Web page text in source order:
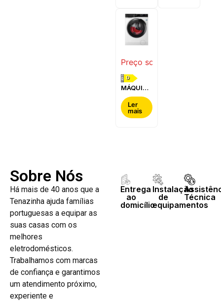
Preço sob consulta
D
MÁQUINA
DE LAVAR
E SECAR
ROUPA
AEG -
Ler
mais
Sobre Nós
Há mais de 40 anos que a
Tenazinha ajuda famílias
portuguesas a equipar as
suas casas com os
melhores
eletrodomésticos.
Trabalhamos com marcas
de confiança e garantimos
um atendimento próximo,
experiente e
Entrega
ao
domicílio
Instalação
de
equipamentos
Técnica